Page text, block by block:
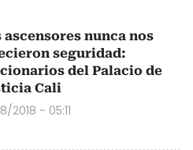
ascensores nunca nos
seguridad:
del Palacio de
Cali
2018 - 05:11